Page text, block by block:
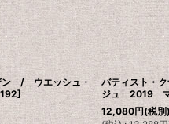
ン / ウエッシュ・
]
バティスト・
ジュ 2019
12,080円(税別)